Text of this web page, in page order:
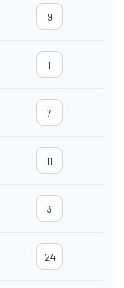
9
1
7
11
3
24